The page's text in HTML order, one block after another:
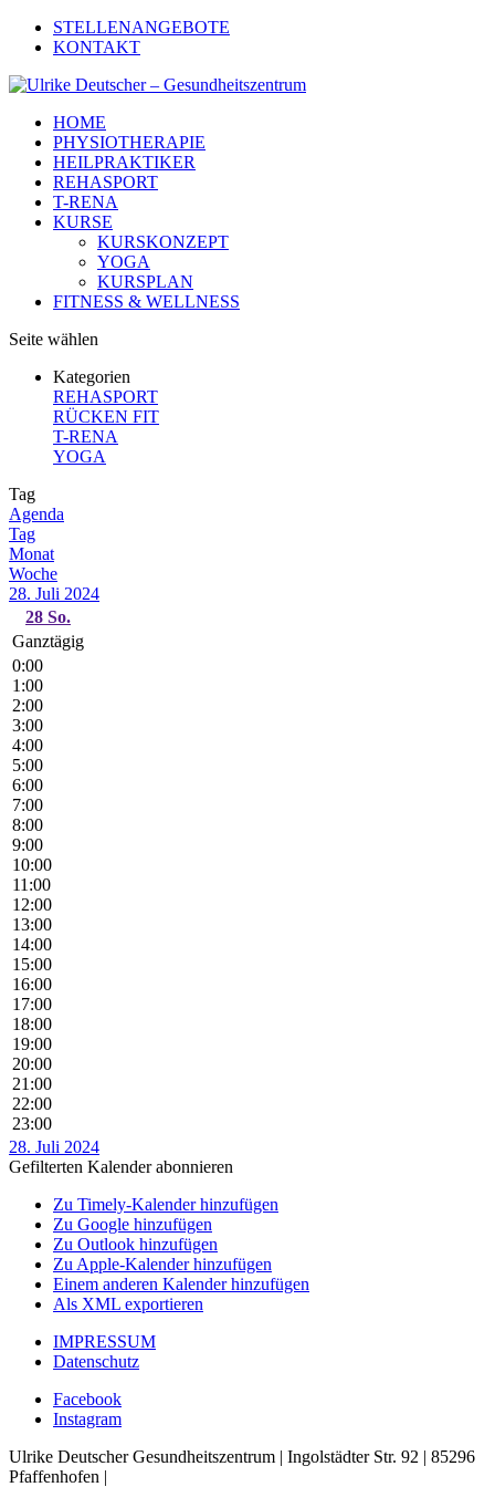
STELLENANGEBOTE
KONTAKT
HOME
PHYSIOTHERAPIE
HEILPRAKTIKER
REHASPORT
T-RENA
KURSE
KURSKONZEPT
YOGA
KURSPLAN
FITNESS & WELLNESS
Seite wählen
Kategorien
REHASPORT
RÜCKEN FIT
T-RENA
YOGA
Tag
Agenda
Tag
Monat
Woche
28. Juli 2024
28 So.
Ganztägig
0:00
1:00
2:00
3:00
4:00
5:00
6:00
7:00
8:00
9:00
10:00
11:00
12:00
13:00
14:00
15:00
16:00
17:00
18:00
19:00
20:00
21:00
22:00
23:00
28. Juli 2024
Gefilterten Kalender abonnieren
Zu Timely-Kalender hinzufügen
Zu Google hinzufügen
Zu Outlook hinzufügen
Zu Apple-Kalender hinzufügen
Einem anderen Kalender hinzufügen
Als XML exportieren
IMPRESSUM
Datenschutz
Facebook
Instagram
Ulrike Deutscher Gesundheitszentrum | Ingolstädter Str. 92 | 85296
Pfaffenhofen |